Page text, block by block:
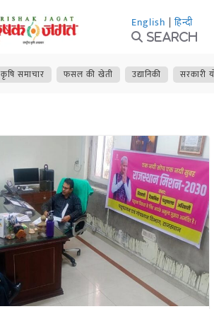
English | हिन्दी
Search
कृषि समाचार फसल की खेती उद्यानिकी सरकारी